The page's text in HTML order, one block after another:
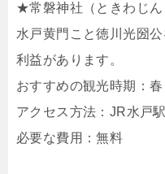
★常磐神社（ときわじん
水戸黄門こと徳川光圀
利益があります。
おすすめの観光時期：春
アクセス方法：JR水戸
必要な費用：無料